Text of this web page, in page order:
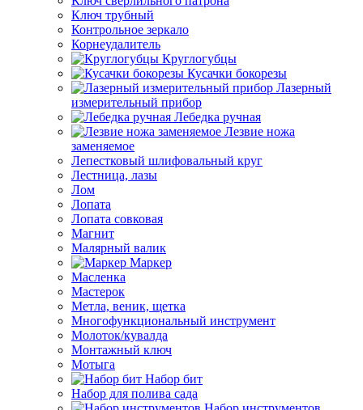
Ключ трубный
Контрольное зеркало
Корнеудалитель
Круглогубцы
Кусачки бокорезы
Лазерный
измерительный прибор
Лебедка ручная
Лезвие ножа
заменяемое
Лепестковый шлифовальный круг
Лестница, лазы
Лом
Лопата
Лопата совковая
Магнит
Малярный валик
Маркер
Масленка
Мастерок
Метла, веник, щетка
Многофункциональный инструмент
Молоток/кувалда
Монтажный ключ
Мотыга
Набор бит
Набор для полива сада